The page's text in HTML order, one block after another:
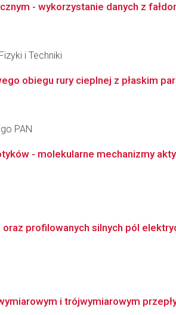
- wykorzystanie danych z
i Techniki
obiegu rury cieplnej z płaskim
PAN
- molekularne mechanizmy
profilowanych silnych pól
i trójwymiarowym